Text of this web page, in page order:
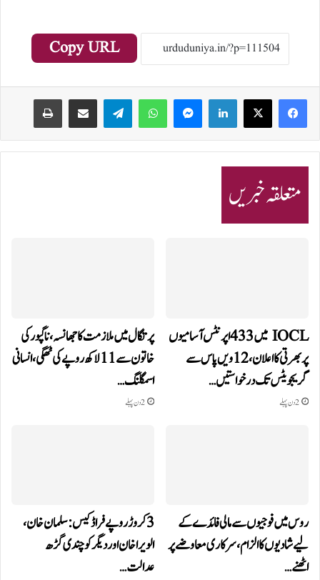
Copy URL
LinkedIn
WhatsApp
Telegram
متعلقہ خبریں
IOCL میں 433 اپرنٹس آسامیوں
پر بھرتی کا اعلان، 12ویں پاس سے
گریجویٹس تک درخواستیں…
2 دن پہلے
پرتگال میں ملازمت کا جھانسہ،ناگپور کی
خاتون سے 11 لاکھ روپے کی ٹھگی، انسانی
اسمگلنگ…
2 دن پہلے
روس میں فوجیوں سے مالی فائدے کے
لیے شادیوں کا الزام، سرکاری معاوضے پر
اٹھنے…
3 کروڑ روپے فراڈ کیس: سلمان خان،
الویرا خان اور دیگر کو چندی گڑھ
عدالت…